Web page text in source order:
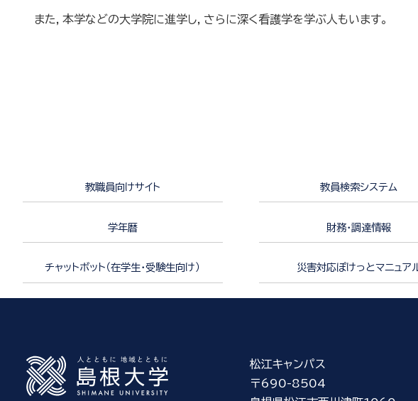
また，本学などの大学院に進学し，さらに深く看護学を学ぶ人もいます。
教職員向けサイト 教員検索システム
学年暦 財務・調達情報
チャットボット（在学生・受験生向け） 災害対応ぽけっとマニュア
松江キャンパス
〒690-8504